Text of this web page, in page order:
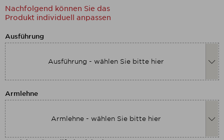
Nachfolgend können Sie das
Produkt individuell anpassen
Nachfolgend können Sie das
Ausführung
Ausführung - wählen Sie bitte hier
Nachfolgend können Sie das
Armlehne
Armlehne - wählen Sie bitte hier